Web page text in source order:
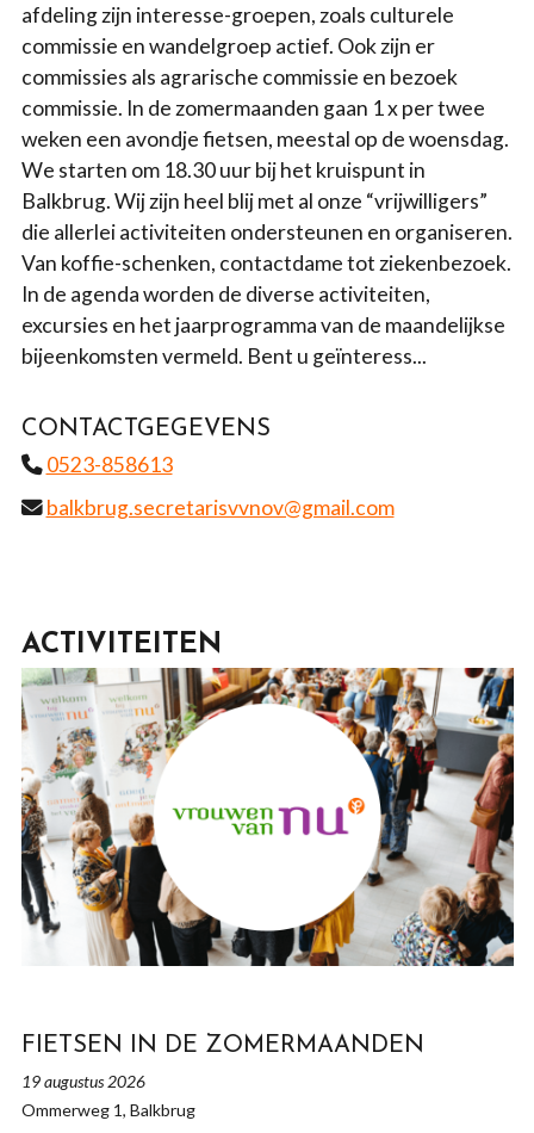
afdeling zijn interesse-groepen, zoals culturele
commissie en wandelgroep actief. Ook zijn er
commissies als agrarische commissie en bezoek
commissie. In de zomermaanden gaan 1 x per twee
weken een avondje fietsen, meestal op de woensdag.
We starten om 18.30 uur bij het kruispunt in
Balkbrug. Wij zijn heel blij met al onze “vrijwilligers”
die allerlei activiteiten ondersteunen en organiseren.
Van koffie-schenken, contactdame tot ziekenbezoek.
In de agenda worden de diverse activiteiten,
excursies en het jaarprogramma van de maandelijkse
bijeenkomsten vermeld. Bent u geïnteress...
CONTACTGEGEVENS
0523-858613
balkbrug.secretarisvvnov@gmail.com
ACTIVITEITEN
FIETSEN IN DE ZOMERMAANDEN
19 augustus 2026
Ommerweg 1, Balkbrug